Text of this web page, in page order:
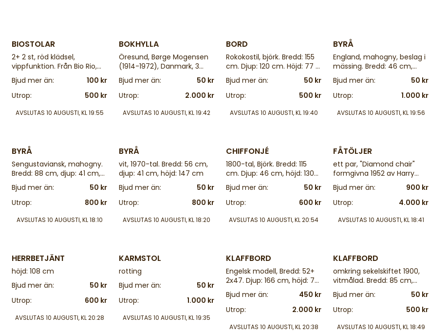
BIOSTOLAR
2+ 2 st, röd klädsel,
vippfunktion. Från Bio Rio,
Stockholm
Bjud mer än:
100 kr
Utrop:
500 kr
AVSLUTAS 10 AUGUSTI, KL 19:55
BOKHYLLA
Öresund, Børge Mogensen
(1914-1972), Danmark, 3
delar. Bredd: 134 cm, djup:
46 cm, höjd: 236 cm
Bjud mer än:
50 kr
Utrop:
2.000 kr
AVSLUTAS 10 AUGUSTI, KL 19:42
BORD
Rokokostil, björk. Bredd: 155
cm. Djup: 120 cm. Höjd: 77 +
2 iläggx45 cm
Bjud mer än:
50 kr
Utrop:
500 kr
AVSLUTAS 10 AUGUSTI, KL 19:40
BYRÅ
England, mahogny, beslag i
mässing. Bredd: 46 cm,
djup: 41,107 cm
Bjud mer än:
50 kr
Utrop:
1.000 kr
AVSLUTAS 10 AUGUSTI, KL 19:56
BYRÅ
Sengustaviansk, mahogny.
Bredd: 88 cm, djup: 41 cm,
höjd: 80 cm,
renoveringsobjekt
Bjud mer än:
50 kr
Utrop:
800 kr
AVSLUTAS 10 AUGUSTI, KL 18:10
BYRÅ
vit, 1970-tal. Bredd: 56 cm,
djup: 41 cm, höjd: 147 cm
Bjud mer än:
50 kr
Utrop:
800 kr
AVSLUTAS 10 AUGUSTI, KL 18:20
CHIFFONJÉ
1800-tal, Björk. Bredd: 115
cm. Djup: 46 cm, höjd: 130
cm
Bjud mer än:
50 kr
Utrop:
600 kr
AVSLUTAS 10 AUGUSTI, KL 20:54
FÅTÖLJER
ett par, "Diamond chair"
formgivna 1952 av Harry
Bertoia
Bjud mer än:
900 kr
Utrop:
4.000 kr
AVSLUTAS 10 AUGUSTI, KL 18:41
HERRBETJÄNT
höjd: 108 cm
Bjud mer än:
50 kr
Utrop:
600 kr
AVSLUTAS 10 AUGUSTI, KL 20:28
KARMSTOL
rotting
Bjud mer än:
50 kr
Utrop:
1.000 kr
AVSLUTAS 10 AUGUSTI, KL 19:35
KLAFFBORD
Engelsk modell, Bredd: 52+
2x47. Djup: 166 cm, höjd: 76
cm
Bjud mer än:
450 kr
Utrop:
2.000 kr
AVSLUTAS 10 AUGUSTI, KL 20:38
KLAFFBORD
omkring sekelskiftet 1900,
vitmålad. Bredd: 85 cm,
djup: 59+ 20, höjd: 76 cm
Bjud mer än:
50 kr
Utrop:
500 kr
AVSLUTAS 10 AUGUSTI, KL 18:49